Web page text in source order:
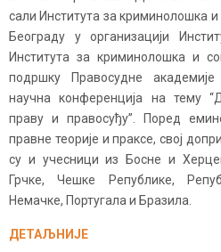
сали Института за криминолошка
Београду у организацији
Института за криминолошка и
подршку Правосудне
научна конференција на тему
праву и правосуђу”. Поред
правне теорије и праксе, свој
су и учесници из Босне и
Грчке, Чешке Републике,
Немачке, Португала и Бразила.
ДЕТАЉНИЈЕ